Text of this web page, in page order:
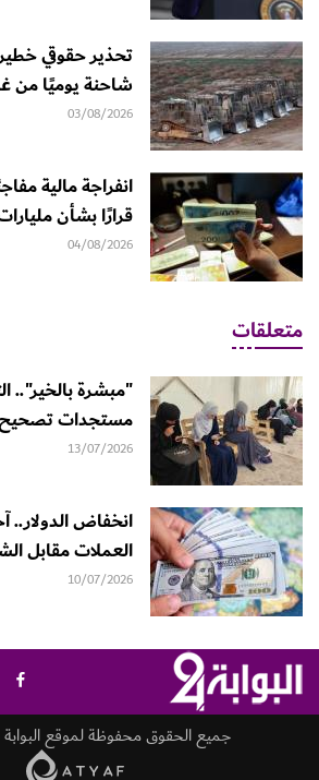
شاحنة يوميًا من
03/08/2026
انفراجة مالية
قرارًا بشأن
04/08/2026
متعلقات
"مبشرة بالخير"..
مستجدات تصحيح
13/07/2026
انخفاض
العملات مقابل
10/07/2026
جميع الحقوق محفوظة لموقع البوابة 24 © 2026